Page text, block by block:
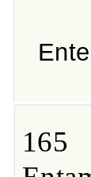
165